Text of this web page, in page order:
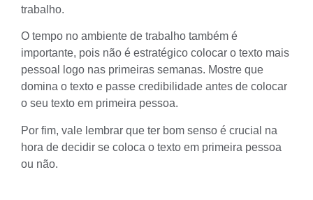
trabalho.
O tempo no ambiente de trabalho também é
importante, pois não é estratégico colocar o texto mais
pessoal logo nas primeiras semanas. Mostre que
domina o texto e passe credibilidade antes de colocar
o seu texto em primeira pessoa.
Por fim, vale lembrar que ter bom senso é crucial na
hora de decidir se coloca o texto em primeira pessoa
ou não.